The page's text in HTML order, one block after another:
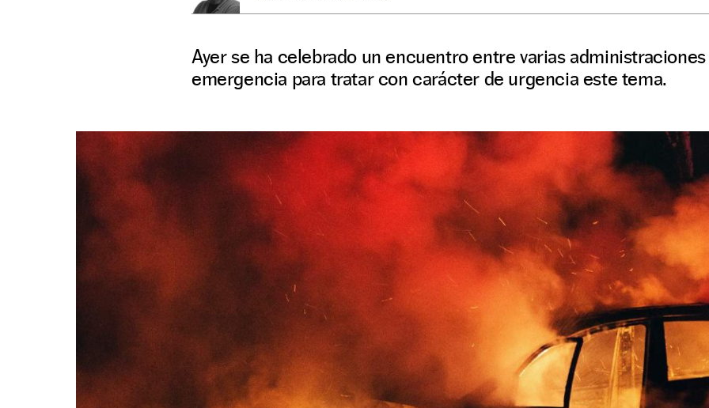
Ayer se ha celebrado un encuentro entre varias
emergencia para tratar con carácter de urgencia este tema.